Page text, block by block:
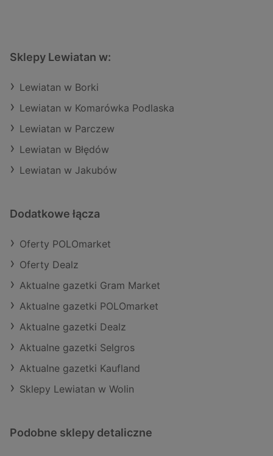
Sklepy Lewiatan w:
Lewiatan w Borki
Lewiatan w Komarówka Podlaska
Lewiatan w Parczew
Lewiatan w Błędów
Lewiatan w Jakubów
Dodatkowe łącza
Oferty POLOmarket
Oferty Dealz
Aktualne gazetki Gram Market
Aktualne gazetki POLOmarket
Aktualne gazetki Dealz
Aktualne gazetki Selgros
Aktualne gazetki Kaufland
Sklepy Lewiatan w Wolin
Podobne sklepy detaliczne